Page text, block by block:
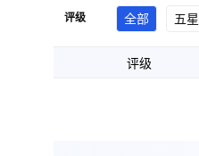
评级 全部 五星
评级